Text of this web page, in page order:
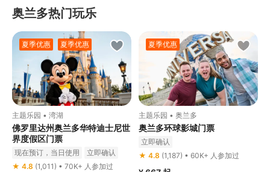
奥兰多热门玩乐
夏季优惠 夏季优惠
主题乐园 • 湾湖
佛罗里达州奥兰多华特迪士尼世
界度假区门票
现在预订，当日使用
立即确认
★ 4.8 (1,011) • 70K+ 人参加过
夏季优惠
主题乐园 • 奥兰多
奥兰多环球影城门票
立即确认
★ 4.8 (1,187) • 60K+ 人参加过